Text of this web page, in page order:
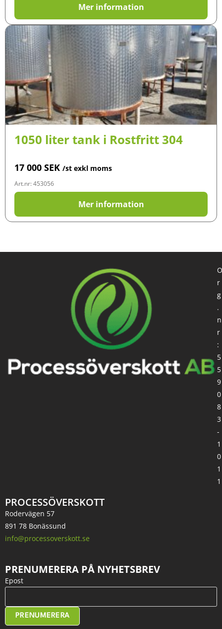
Mer information
1050 liter tank i Rostfritt 304
17 000 SEK /st exkl moms
Art.nr: 453056
Mer information
PROCESSÖVERSKOTT
Rodervägen 57
891 78 Bonässund
info@processoverskott.se
O
r
g
.
n
r
:
5
5
9
0
8
3
-
1
0
1
1
PRENUMERERA PÅ NYHETSBREV
Epost
PRENUMERERA